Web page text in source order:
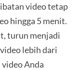
video tetap
hingga 5 menit.
turun menjadi
lebih dari
Anda